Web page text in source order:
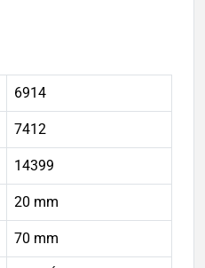
6914
7412
14399
20 mm
70 mm